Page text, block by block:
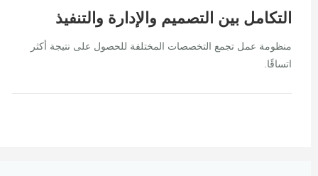
التكامل بين التصميم والإدارة والتنفيذ
منظومة عمل تجمع التخصصات المختلفة للحصول على نتيجة أكثر
اتساقًا.